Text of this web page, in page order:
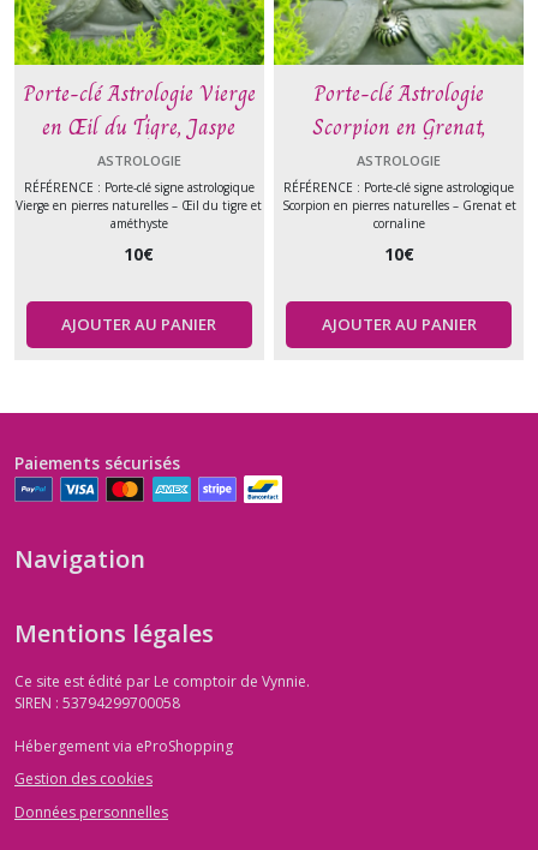
Porte-clé Astrologie Vierge
en Œil du Tigre, Jaspe
Paysage et Améthyste –
Protection et équilibre –
Pierre naturelle
ASTROLOGIE
RÉFÉRENCE : Porte-clé signe astrologique
Vierge en pierres naturelles – Œil du tigre et
améthyste
10€
AJOUTER AU PANIER
Porte-clé Astrologie
Scorpion en Grenat,
Cornaline et Améthyste –
Force et intuition – Pierre
naturelle
ASTROLOGIE
RÉFÉRENCE : Porte-clé signe astrologique
Scorpion en pierres naturelles – Grenat et
cornaline
10€
AJOUTER AU PANIER
Paiements sécurisés
Navigation
Mentions légales
Ce site est édité par Le comptoir de Vynnie.
SIREN : 53794299700058
Hébergement via eProShopping
Gestion des cookies
Données personnelles